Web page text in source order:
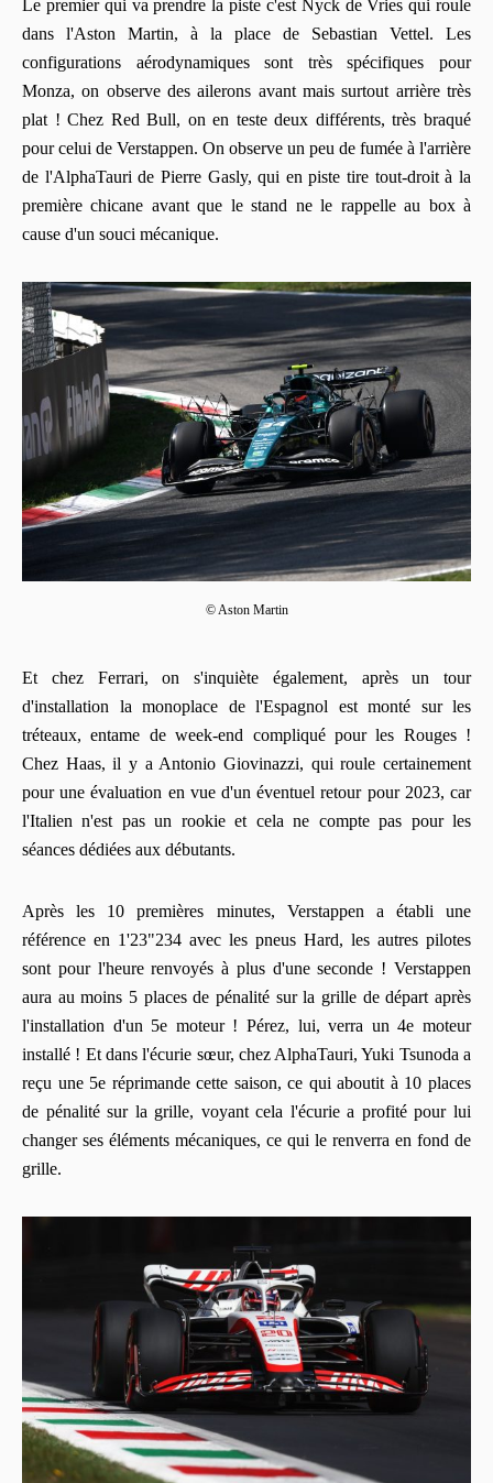
Le premier qui va prendre la piste c'est Nyck de Vries qui roule
dans l'Aston Martin, à la place de Sebastian Vettel. Les
configurations aérodynamiques sont très spécifiques pour
Monza, on observe des ailerons avant mais surtout arrière très
plat ! Chez Red Bull, on en teste deux différents, très braqué
pour celui de Verstappen. On observe un peu de fumée à l'arrière
de l'AlphaTauri de Pierre Gasly, qui en piste tire tout-droit à la
première chicane avant que le stand ne le rappelle au box à
cause d'un souci mécanique.
© Aston Martin
Et chez Ferrari, on s'inquiète également, après un tour
d'installation la monoplace de l'Espagnol est monté sur les
tréteaux, entame de week-end compliqué pour les Rouges !
Chez Haas, il y a Antonio Giovinazzi, qui roule certainement
pour une évaluation en vue d'un éventuel retour pour 2023, car
l'Italien n'est pas un rookie et cela ne compte pas pour les
séances dédiées aux débutants.
Après les 10 premières minutes, Verstappen a établi une
référence en 1'23"234 avec les pneus Hard, les autres pilotes
sont pour l'heure renvoyés à plus d'une seconde ! Verstappen
aura au moins 5 places de pénalité sur la grille de départ après
l'installation d'un 5e moteur ! Pérez, lui, verra un 4e moteur
installé ! Et dans l'écurie sœur, chez AlphaTauri, Yuki Tsunoda a
reçu une 5e réprimande cette saison, ce qui aboutit à 10 places
de pénalité sur la grille, voyant cela l'écurie a profité pour lui
changer ses éléments mécaniques, ce qui le renverra en fond de
grille.